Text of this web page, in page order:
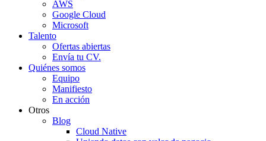
AWS
Google Cloud
Microsoft
Talento
Ofertas abiertas
Envía tu CV.
Quiénes somos
Equipo
Manifiesto
En acción
Otros
Blog
Cloud Native